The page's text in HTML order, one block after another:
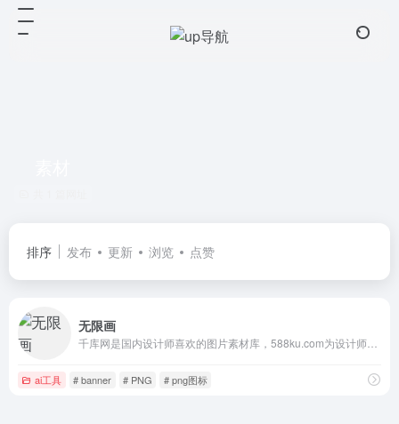
排序 发布 更新 浏览 点赞
无限画
ai工具 # banner # PNG # png图标